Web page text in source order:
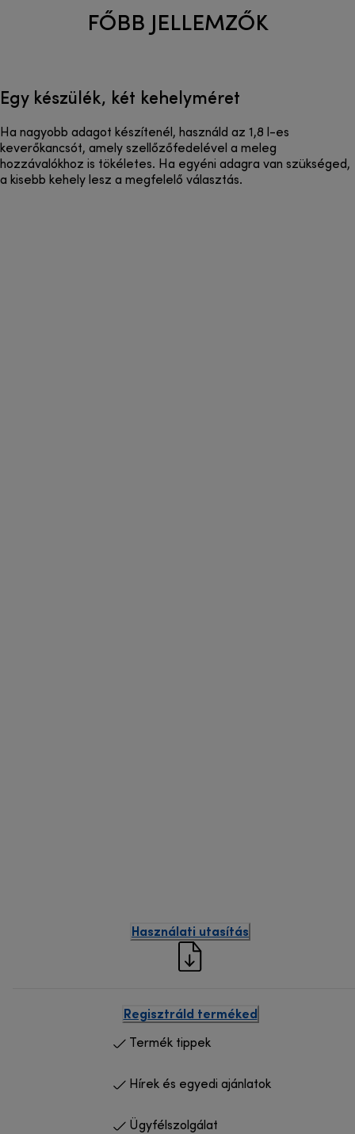
FŐBB JELLEMZŐK
Egy készülék, két kehelyméret
Ha nagyobb adagot készítenél, használd az 1,8 l-es
keverőkancsót, amely szellőzőfedelével a meleg
hozzávalókhoz is tökéletes. Ha egyéni adagra van szükséged,
a kisebb kehely lesz a megfelelő választás.
Használati utasítás
Regisztráld terméked
Termék tippek
Hírek és egyedi ajánlatok
Ügyfélszolgálat